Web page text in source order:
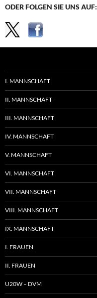
ODER FOLGEN SIE UNS AUF:
I. MANNSCHAFT
II. MANNSCHAFT
III. MANNSCHAFT
IV. MANNSCHAFT
V. MANNSCHAFT
VI. MANNSCHAFT
VII. MANNSCHAFT
VIII. MANNSCHAFT
IX. MANNSCHAFT
I. FRAUEN
II. FRAUEN
U20W – DVM